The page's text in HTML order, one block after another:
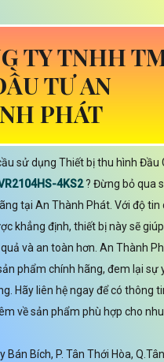
TY TNHH
TƯ AN
PHÁT
sử dụng Thiết bị thu hình Đầu
4KS2? Đừng bỏ qua
tại An Thành Phát. Với độ tin
khẳng định, thiết bị này sẽ
và an toàn hơn. An Thành
phẩm chính hãng, đem lại sự
Hãy liên hệ ngay để có thông
về sản phẩm phù hợp cho
Bán Bích, P. Tân Thới Hòa,